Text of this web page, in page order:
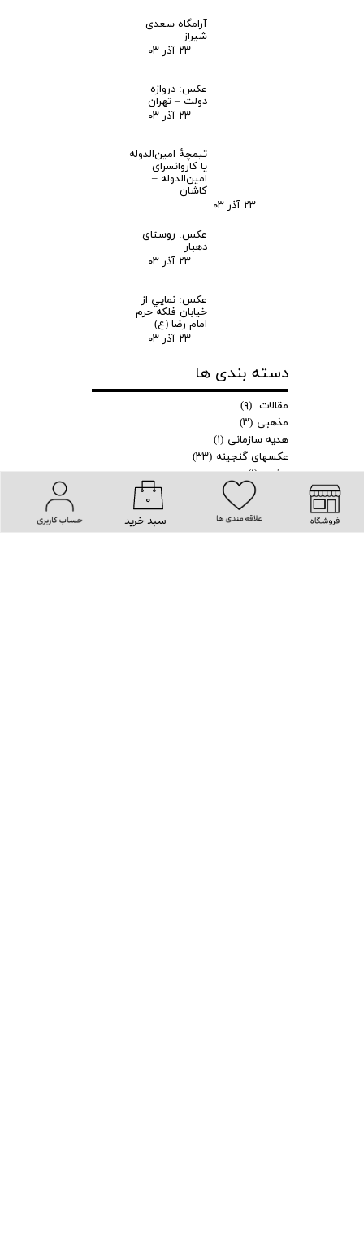
آرامگاه سعدی-
شیراز
۲۳ آذر ۰۳
عکس: دروازه
دولت – تهران
۲۳ آذر ۰۳
تیمچۀ امین‌الدوله
یا کاروانسرای
امین‌الدوله –
کاشان
۲۳ آذر ۰۳
عکس: روستای
دهبار
۲۳ آذر ۰۳
عکس: نمايي از
خیابان فلکه حرم
امام رضا (ع)
۲۳ آذر ۰۳
دسته بندی ها
مقالات (۹)
مذهبی (۳)
هدیه سازمانی (۱)
عکسهای گنجینه (۳۳)
مشهد (۱)
گردشگری
۰
سبد خرید